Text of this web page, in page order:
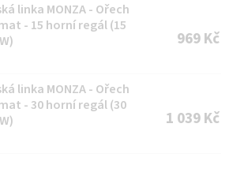
linka MONZA - Ořech
- 15 horní regál (15
969 Kč
linka MONZA - Ořech
- 30 horní regál (30
1 039 Kč